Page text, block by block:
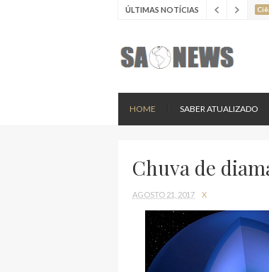
ÚLTIMAS NOTÍCIAS
HOME SABER ATUALIZADO
Chuva de
AGOSTO 21, 2017 X